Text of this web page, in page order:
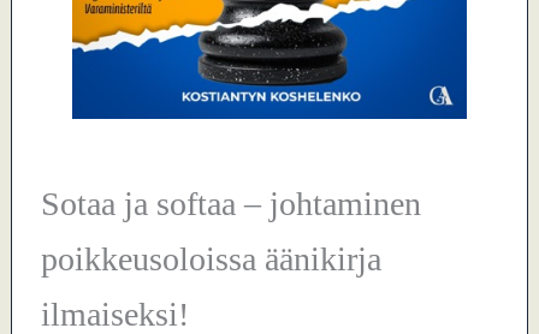
Sotaa ja softaa – johtaminen
poikkeusoloissa äänikirja
ilmaiseksi!